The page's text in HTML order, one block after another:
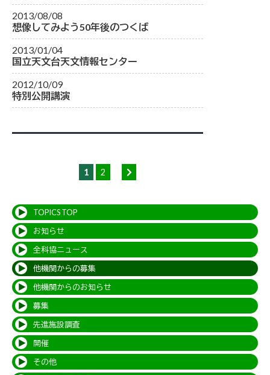
2013/08/08
想像してみよう50年後のつくば
2013/01/04
国立天文台天文情報センター
2012/10/09
特別公開講演
1 2
TOPICS TOP
お知らせ
全科協ニュース
他機関からの募集
他機関からのお知らせ
募集
先進施設調査
開催
その他